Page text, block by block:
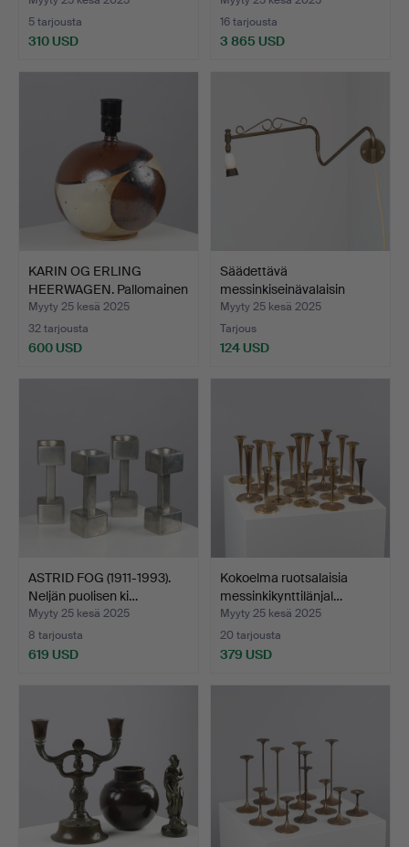
5 tarjousta
310 USD
16 tarjousta
3 865 USD
KARIN OG ERLING
HEERWAGEN. Pallomainen
pöy…
Myyty 25 kesä 2025
32 tarjousta
600 USD
Säädettävä
messinkiseinävalaisin
koristeel…
Myyty 25 kesä 2025
Tarjous
124 USD
ASTRID FOG (1911-1993).
Neljän puolisen ki…
Myyty 25 kesä 2025
8 tarjousta
619 USD
Kokoelma ruotsalaisia
messinkikynttilänjal…
Myyty 25 kesä 2025
20 tarjousta
379 USD